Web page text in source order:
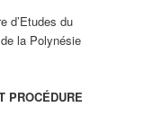
d’Etudes du
la Polynésie
PROCÉDURE